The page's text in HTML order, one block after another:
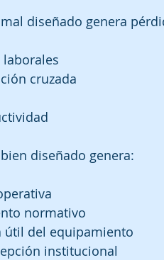
diseñado genera
laborales
cruzada
diseñado genera:
normativo
útil del equipamiento
institucional